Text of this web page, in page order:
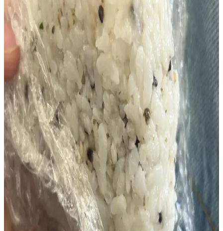
Ton balığı, omega-3 ve yüksek protein içerikleriyle sağlıklı ve pratik
yemekler için ideal. Konserve formda kolayca hazırlanabilir, çeşitli
tariflerle günlük beslenmenize katkı sağlar.
Kolay Baharatlı Ton Balıklı Mayonezli Pirinç
Topları (Jumeokbap) Tarifi ve Hazırlama
Yöntemleri
Kore esintili baharatlı ton balıklı mayonezli pirinç topları, kısa taneli
pirinç ve ton balığının birleşimiyle hazırlanır. Deniz yosunu
kaplamasıyla zenginleşen bu tarif, pratik ve ekonomik bir öğün
sunar.
Konserve Ton Balığı Tüketiminde Cıva Zehirlenmesi
ve Sağlık Önlemleri
Ton balığındaki yüksek cıva içeriği, aşırı tüketimde nörolojik ve
fiziksel sağlık sorunlarına yol açabilir. Türlere göre cıva seviyeleri ve
güvenli tüketim önerileri önemlidir.
Dardanel Ton Balığı: Sağlıklı ve Pratik Konserve
Balık Seçenekleri